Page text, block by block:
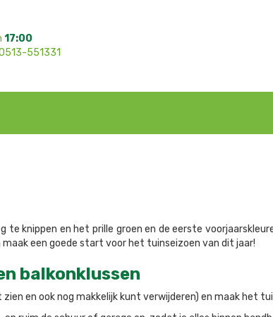
17:00
551331
knippen en het prille groen en de eerste
een goede start voor het tuinseizoen van dit jaar!
balkonklussen
en ook nog makkelijk kunt verwijderen) en maak het